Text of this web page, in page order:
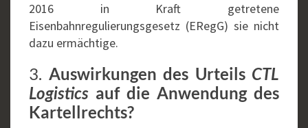
2016 in Kraft getretene
Eisenbahnregulierungsgesetz (ERegG) sie nicht
dazu ermächtige.
3. Auswirkungen des Urteils CTL
Logistics auf die Anwendung des
Kartellrechts?